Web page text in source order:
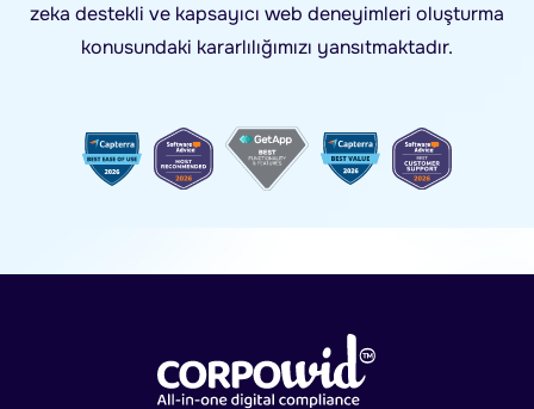
zeka destekli ve kapsayıcı web deneyimleri oluşturma
konusundaki kararlılığımızı yansıtmaktadır.